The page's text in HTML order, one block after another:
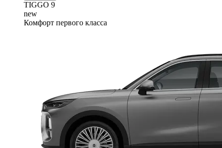
TIGGO 9
new
Комфорт первого класса